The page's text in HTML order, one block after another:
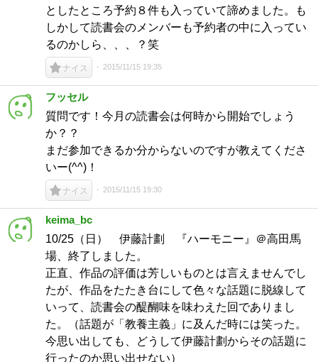
としたところ予約８件も入っていて諦めました。も
しかして読書会のメンバーも予約者の中に入ってい
るのかしら、、、？笑
ナイス 2015/11/15 19:35
フッセル
質問です！今月の読書会は何時から開始でしょう
か？？
まだ参加できるか分からないのですが教えてくださ
いー(^^)！
ナイス 2015/11/15 19:30
keima_bc
10/25（日） 伊藤計劃 『ハーモニー』＠高田馬
場、終了しました。
正直、作品の評価は芳しいものとは言えませんでし
たが、作品をたたき台にして色々な話題に脱線して
いって、読書会の醍醐味を味わえた回でありまし
た。（話題が「教養主義」に及んだ時には笑った。
今思い出しても、どうして伊藤計劃からその話題に
行ったのか思い出せない）